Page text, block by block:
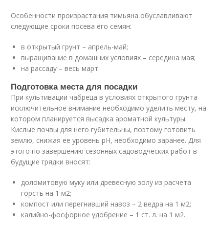
Особенности произрастания тимьяна обуславливают
следующие сроки посева его семян:
в открытый грунт – апрель-май;
выращивание в домашних условиях – середина мая;
на рассаду – весь март.
Подготовка места для посадки
При культивации чабреца в условиях открытого грунта
исключительное внимание необходимо уделить месту, на
котором планируется высадка ароматной культуры.
Кислые почвы для него губительны, поэтому готовить
землю, снижая ее уровень pH, необходимо заранее. Для
этого по завершению сезонных садоводческих работ в
будущие грядки вносят:
доломитовую муку или древесную золу из расчета
горсть на 1 м2;
компост или перегнивший навоз – 2 ведра на 1 м2;
калийно-фосфорное удобрение – 1 ст. л. на 1 м2.